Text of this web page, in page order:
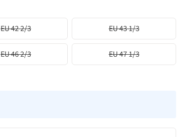
EU 42 2/3 EU 43 1/3
EU 46 2/3 EU 47 1/3